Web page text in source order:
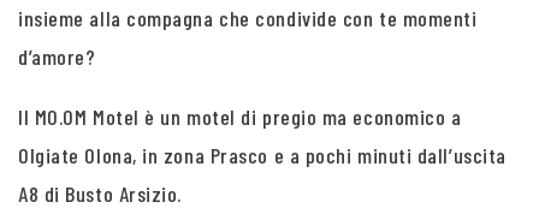
insieme alla compagna che condivide con te momenti
d’amore?
Il MO.OM Motel è un motel di pregio ma economico a
Olgiate Olona, in zona Prasco e a pochi minuti dall’uscita
A8 di Busto Arsizio.